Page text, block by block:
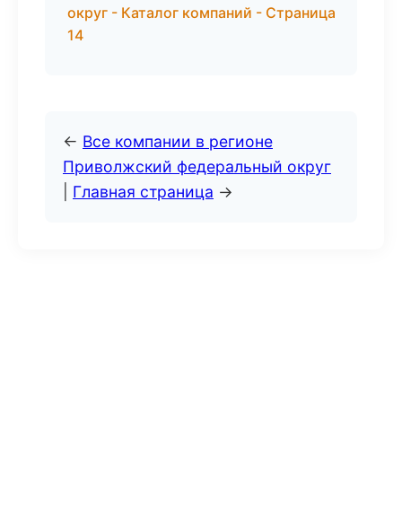
округ - Каталог компаний - Страница
14
← Все компании в регионе
Приволжский федеральный округ
Главная страница →